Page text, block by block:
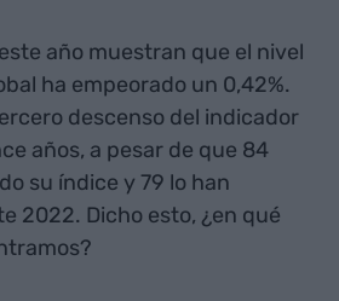
año muestran que el nivel
ha empeorado un 0,42%.
descenso del indicador
años, a pesar de que 84
su índice y 79 lo han
2022. Dicho esto, ¿en qué